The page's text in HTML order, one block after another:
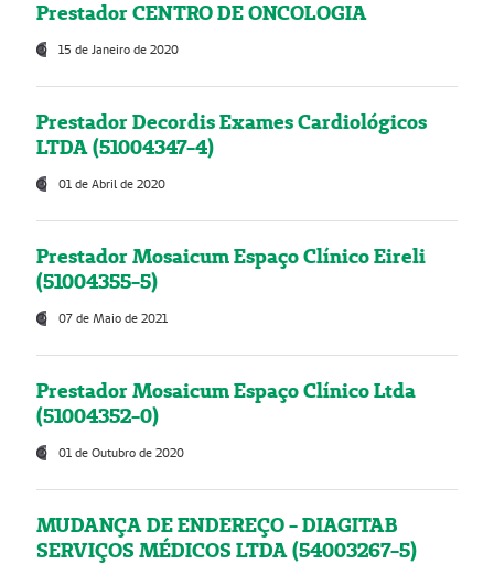
Prestador CENTRO DE ONCOLOGIA
15 de Janeiro de 2020
Prestador Decordis Exames Cardiológicos
LTDA (51004347-4)
01 de Abril de 2020
Prestador Mosaicum Espaço Clínico Eireli
(51004355-5)
07 de Maio de 2021
Prestador Mosaicum Espaço Clínico Ltda
(51004352-0)
01 de Outubro de 2020
MUDANÇA DE ENDEREÇO - DIAGITAB
SERVIÇOS MÉDICOS LTDA (54003267-5)